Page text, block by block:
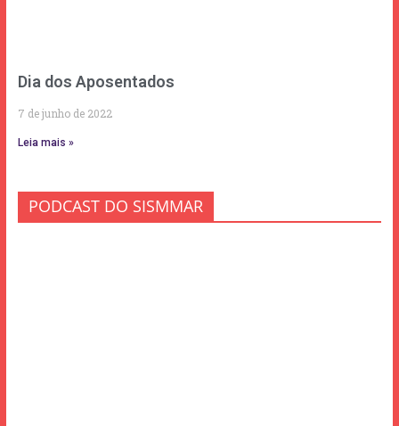
Dia dos Aposentados
7 de junho de 2022
Leia mais »
PODCAST DO SISMMAR